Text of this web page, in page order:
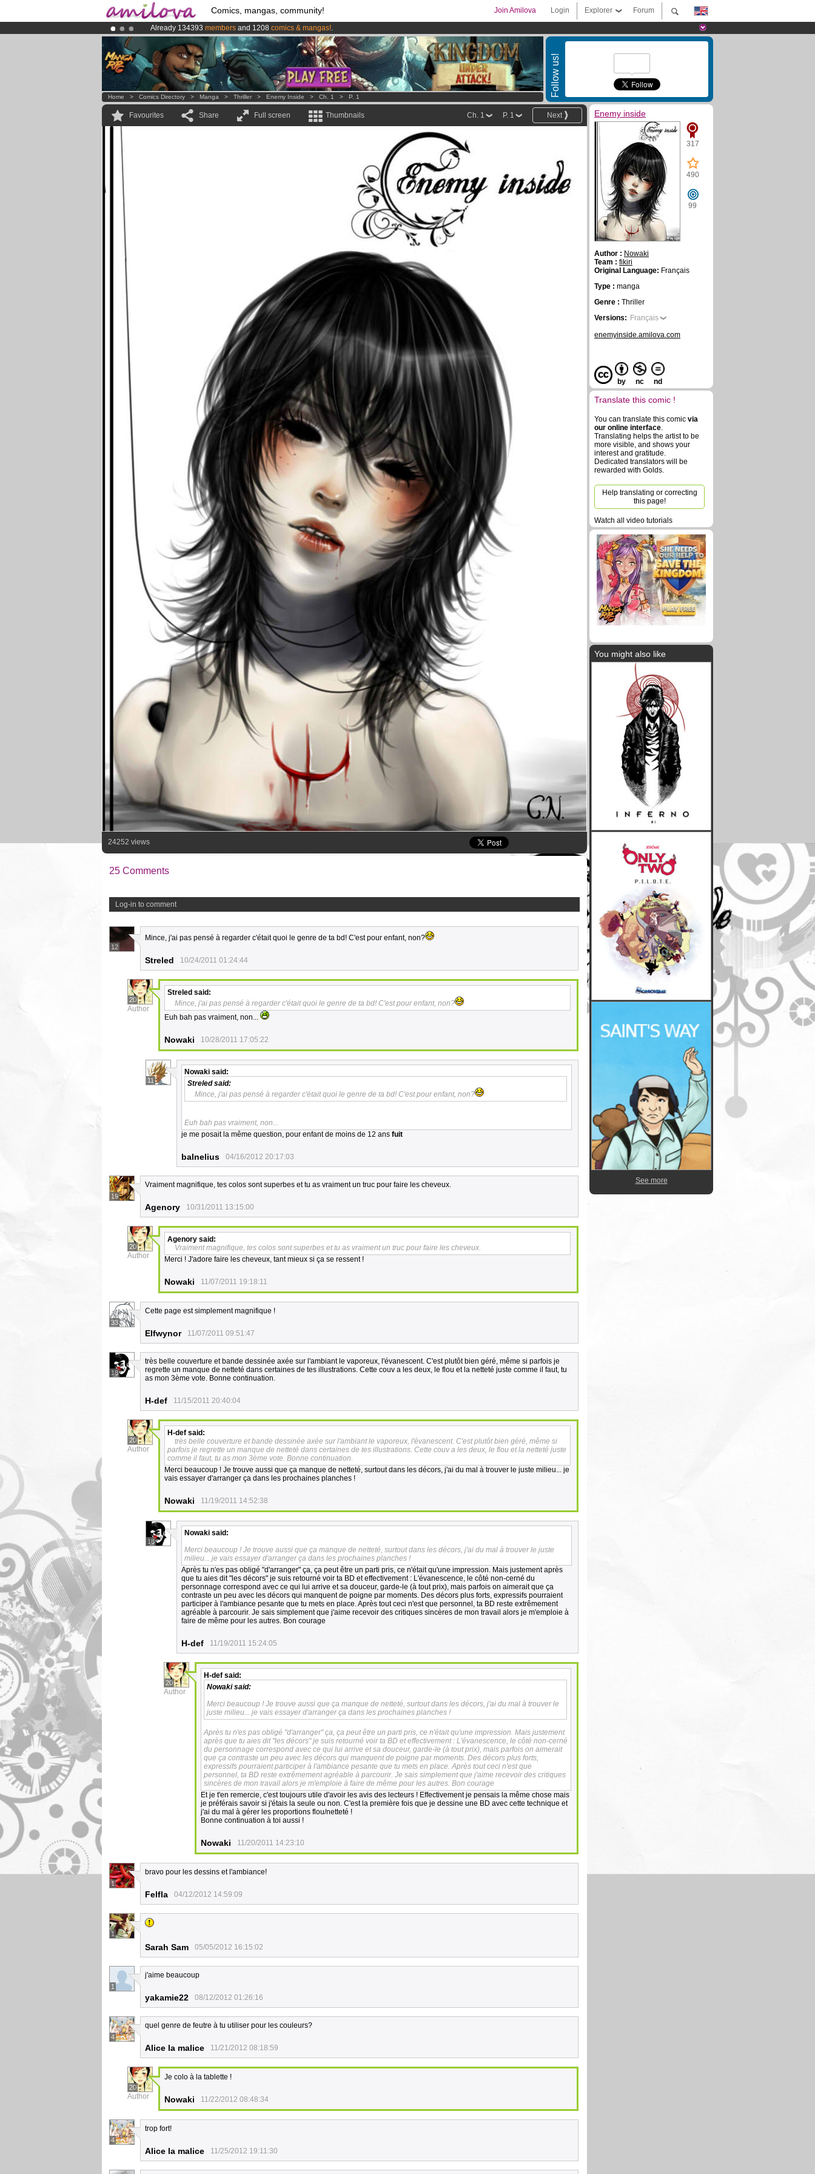
Comics, mangas, community! Forum
Explorer
Login
Join Amilova
Already 134393 members and 1208 comics & mangas!.
AmilovaKickstarter is now LIVE!.
Premium membership from3.95 euros per month !Get membership now
Follow us!
Home > Comics Directory > Manga > Thriller > Enemy Inside > Ch. 1 > P. 1
Favourites Share Full screen Thumbnails Next
P. 1
Ch. 1
24252 views
25 Comments
Log-in to comment
12
Mince, j'ai pas pensé à regarder c'était quoi le genre de ta bd! C'est pour enfant, non?
Streled 10/24/2011 01:24:44
20
Author
Streled said:
Mince, j'ai pas pensé à regarder c'était quoi le genre de ta bd! C'est pour enfant, non?
Euh bah pas vraiment, non...
Nowaki 10/28/2011 17:05:22
11
Nowaki said:
Streledsaid:
Mince, j'ai pas pensé à regarder c'était quoi le genre de ta bd! C'est pour enfant, non?
Euh bah pas vraiment, non...
je me posait la même question, pour enfant de moins de 12 ans fuit
balnelius 04/16/2012 20:17:03
19
Vraiment magnifique, tes colos sont superbes et tu as vraiment un truc pour faire les cheveux.
Agenory 10/31/2011 13:15:00
20
Author
Agenory said:
Vraiment magnifique, tes colos sont superbes et tu as vraiment un truc pour faire les cheveux.
Merci ! J'adore faire les cheveux, tant mieux si ça se ressent !
Nowaki 11/07/2011 19:18:11
33
Cette page est simplement magnifique !
Elfwynor 11/07/2011 09:51:47
18
très belle couverture et bande dessinée axée sur l'ambiant le vaporeux, l'évanescent. C'est plutôt bien géré, même si parfois je
regrette un manque de netteté dans certaines de tes illustrations. Cette couv a les deux, le flou et la netteté juste comme il faut, tu
as mon 3ème vote. Bonne continuation.
H-def 11/15/2011 20:40:04
20
Author
H-def said:
très belle couverture et bande dessinée axée sur l'ambiant le vaporeux, l'évanescent. C'est plutôt bien géré, même si
parfois je regrette un manque de netteté dans certaines de tes illustrations. Cette couv a les deux, le flou et la netteté juste
comme il faut, tu as mon 3ème vote. Bonne continuation.
Merci beaucoup ! Je trouve aussi que ça manque de netteté, surtout dans les décors, j'ai du mal à trouver le juste milieu... je
vais essayer d'arranger ça dans les prochaines planches !
Nowaki 11/19/2011 14:52:38
18
Nowaki said:
Merci beaucoup ! Je trouve aussi que ça manque de netteté, surtout dans les décors, j'ai du mal à trouver le juste
milieu... je vais essayer d'arranger ça dans les prochaines planches !
Après tu n'es pas obligé "d'arranger" ça, ça peut être un parti pris, ce n'était qu'une impression. Mais justement après
que tu aies dit "les décors" je suis retourné voir ta BD et effectivement : L'évanescence, le côté non-cerné du
personnage correspond avec ce qui lui arrive et sa douceur, garde-le (à tout prix), mais parfois on aimerait que ça
contraste un peu avec les décors qui manquent de poigne par moments. Des décors plus forts, expressifs pourraient
participer à l'ambiance pesante que tu mets en place. Après tout ceci n'est que personnel, ta BD reste extrêmement
agréable à parcourir. Je sais simplement que j'aime recevoir des critiques sincères de mon travail alors je m'emploie à
faire de même pour les autres. Bon courage
H-def 11/19/2011 15:24:05
20
Author
H-def said:
Nowakisaid:
Merci beaucoup ! Je trouve aussi que ça manque de netteté, surtout dans les décors, j'ai du mal à trouver le
juste milieu... je vais essayer d'arranger ça dans les prochaines planches !
Après tu n'es pas obligé "d'arranger" ça, ça peut être un parti pris, ce n'était qu'une impression. Mais justement
après que tu aies dit "les décors" je suis retourné voir ta BD et effectivement : L'évanescence, le côté non-cerné
du personnage correspond avec ce qui lui arrive et sa douceur, garde-le (à tout prix), mais parfois on aimerait
que ça contraste un peu avec les décors qui manquent de poigne par moments. Des décors plus forts,
expressifs pourraient participer à l'ambiance pesante que tu mets en place. Après tout ceci n'est que
personnel, ta BD reste extrêmement agréable à parcourir. Je sais simplement que j'aime recevoir des critiques
sincères de mon travail alors je m'emploie à faire de même pour les autres. Bon courage
Et je t'en remercie, c'est toujours utile d'avoir les avis des lecteurs ! Effectivement je pensais la même chose mais
je préférais savoir si j'étais la seule ou non. C'est la première fois que je dessine une BD avec cette technique et
j'ai du mal à gérer les proportions flou/netteté !
Bonne continuation à toi aussi !
Nowaki 11/20/2011 14:23:10
1
bravo pour les dessins et l'ambiance!
Felfla 04/12/2012 14:59:09
1
Sarah Sam 05/05/2012 16:15:02
1
j'aime beaucoup
yakamie22 08/12/2012 01:26:16
4
quel genre de feutre à tu utiliser pour les couleurs?
Alice la malice 11/21/2012 08:18:59
20
Author
Je colo à la tablette !
Nowaki 11/22/2012 08:48:34
4
trop fort!
Alice la malice 11/25/2012 19:11:30
Enemy inside
317
490
99
Author : Nowaki
Team : fikiri
Original Language: Français
Type : manga
Genre : Thriller
Versions: Français
enemyinside.amilova.com
by nc nd
Translate this comic !
You can translate this comic via
our online interface.
Translating helps the artist to be
more visible, and shows your
interest and gratitude.
Dedicated translators will be
rewarded with Golds.
Help translating or correcting
this page!
Watch all video tutorials
You might also like
See more